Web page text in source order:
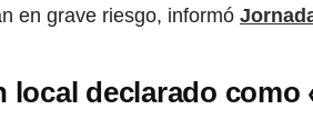
en grave riesgo, informó
declarado como